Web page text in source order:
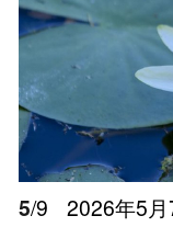
5/9
2026年5